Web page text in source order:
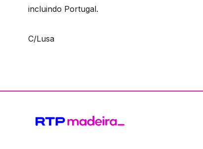
incluindo Portugal.
C/Lusa